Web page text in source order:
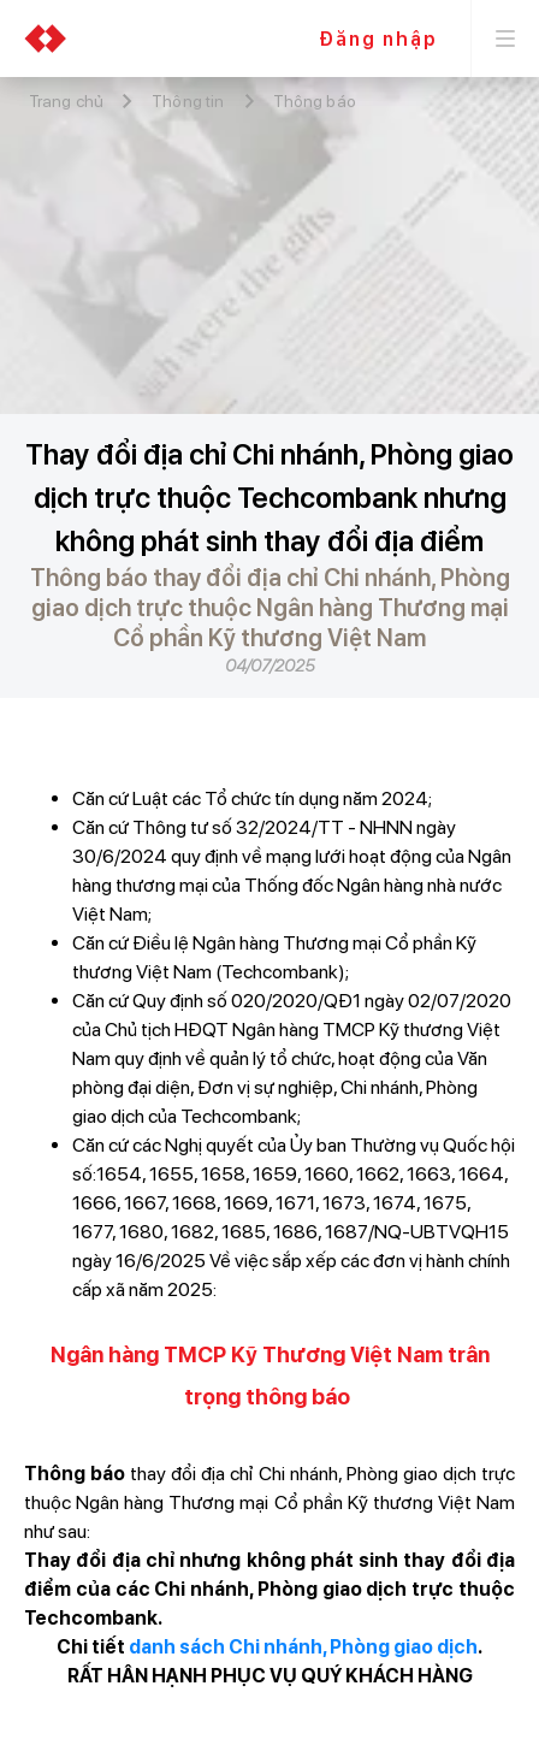
Đăng nhập
Trang chủ Thông tin Thông báo
Thay đổi địa chỉ Chi nhánh, Phòng giao
dịch trực thuộc Techcombank nhưng
không phát sinh thay đổi địa điểm
Thông báo thay đổi địa chỉ Chi nhánh, Phòng
giao dịch trực thuộc Ngân hàng Thương mại
Cổ phần Kỹ thương Việt Nam
04/07/2025
Căn cứ Luật các Tổ chức tín dụng năm 2024;
Căn cứ Thông tư số 32/2024/TT - NHNN ngày
30/6/2024 quy định về mạng lưới hoạt động của Ngân
hàng thương mại của Thống đốc Ngân hàng nhà nước
Việt Nam;
Căn cứ Điều lệ Ngân hàng Thương mại Cổ phần Kỹ
thương Việt Nam (Techcombank);
Căn cứ Quy định số 020/2020/QĐ1 ngày 02/07/2020
của Chủ tịch HĐQT Ngân hàng TMCP Kỹ thương Việt
Nam quy định về quản lý tổ chức, hoạt động của Văn
phòng đại diện, Đơn vị sự nghiệp, Chi nhánh, Phòng
giao dịch của Techcombank;
Căn cứ các Nghị quyết của Ủy ban Thường vụ Quốc hội
số:1654, 1655, 1658, 1659, 1660, 1662, 1663, 1664,
1666, 1667, 1668, 1669, 1671, 1673, 1674, 1675,
1677, 1680, 1682, 1685, 1686, 1687/NQ-UBTVQH15
ngày 16/6/2025 Về việc sắp xếp các đơn vị hành chính
cấp xã năm 2025:
Ngân hàng TMCP Kỹ Thương Việt Nam trân
trọng thông báo
Thông báothay đổi địa chỉ Chi nhánh, Phòng giao dịch trực
thuộc Ngân hàng Thương mại Cổ phần Kỹ thương Việt Nam
như sau:
Thay đổi địa chỉ nhưng không phát sinh thay đổi địa
điểm của các Chi nhánh, Phòng giao dịch trực thuộc
Techcombank.
Chi tiết danh sách Chi nhánh, Phòng giao dịch.
RẤT HÂN HẠNH PHỤC VỤ QUÝ KHÁCH HÀNG